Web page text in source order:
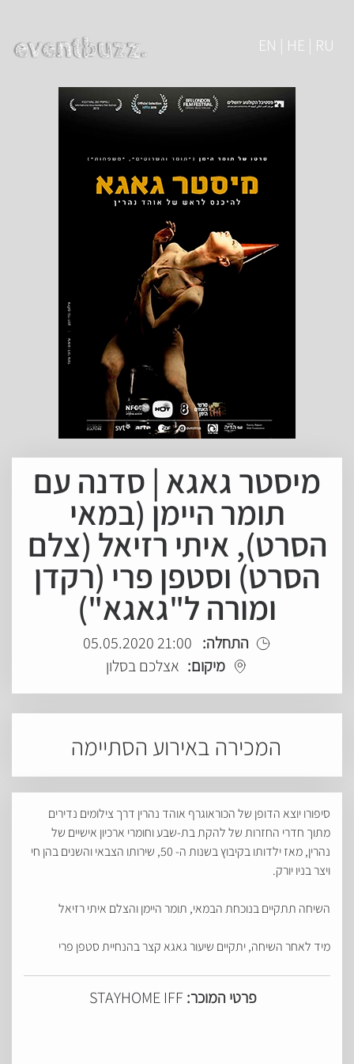
EN | HE | RU
מיסטר גאגא | סדנה עם
תומר היימן (במאי
הסרט), איתי רזיאל (צלם
הסרט) וסטפן פרי (רקדן
ומורה ל"גאגא")
התחלה: 21:00 05.05.2020
מיקום: אצלכם בסלון
המכירה באירוע הסתיימה
סיפורו יוצא הדופן של הכוראוגרף אוהד נהרין דרך צילומים נדירים
מתוך חדרי החזרות של להקת בת-שבע וחומרי ארכיון אישיים של
נהרין, מאז ילדותו בקיבוץ בשנות ה- 50, שירותו הצבאי והשנים בהן חי
ויצר בניו יורק.
השיחה תתקיים בנוכחת הבמאי, תומר היימן והצלם איתי רזיאל
מיד לאחר השיחה, יתקיים שיעור גאגא קצר בהנחיית סטפן פרי
פרטי המוכר:STAYHOME IFF